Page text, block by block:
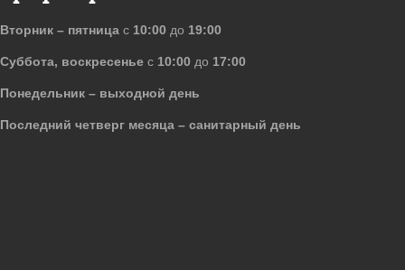
Вторник – пятница с 10:00 до 19:00
Суббота, воскресенье с 10:00 до 17:00
Понедельник – выходной день
Последний четверг месяца – санитарный день